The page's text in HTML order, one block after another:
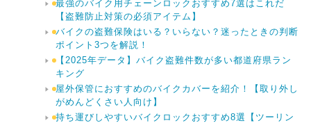
最強のバイク用チェーンロックおすすめ7選はこれだ
【盗難防止対策の必須アイテム】
バイクの盗難保険はいる？いらない？迷ったときの判断
ポイント3つを解説！
【2025年データ】バイク盗難件数が多い都道府県ラン
キング
屋外保管におすすめのバイクカバーを紹介！【取り外し
がめんどくさい人向け】
持ち運びしやすいバイクロックおすすめ8選【ツーリン